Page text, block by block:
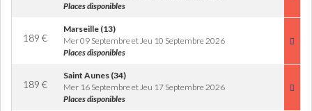
Places disponibles
189 €
Marseille (13)
Mer 09 Septembre et Jeu 10 Septembre 2026
Places disponibles
189 €
Saint Aunes (34)
Mer 16 Septembre et Jeu 17 Septembre 2026
Places disponibles